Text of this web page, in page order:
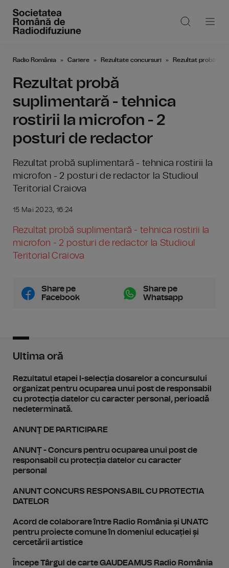
Radio România Cariere Rezultate concursuri Rezultat probă
Rezultat probă
suplimentară - tehnica
rostirii la microfon - 2
posturi de redactor
Rezultat probă suplimentară - tehnica rostirii la
microfon - 2 posturi de redactor la Studioul
Teritorial Craiova
15 Mai 2023, 16:24
Rezultat probă suplimentară - tehnica rostirii la
microfon - 2 posturi de redactor la Studioul
Teritorial Craiova
Share pe
Facebook
Share pe
Whatsapp
Ultima oră
Rezultatul etapei I-selecția dosarelor a concursului
organizat pentru ocuparea unui post de responsabil
cu protecția datelor cu caracter personal, perioadă
nedeterminată.
ANUNŢ DE PARTICIPARE
ANUNȚ - Concurs pentru ocuparea unui post de
responsabil cu protecția datelor cu caracter
personal
ANUNT CONCURS RESPONSABIL CU PROTECTIA
DATELOR
Acord de colaborare între Radio România și UNATC
pentru proiecte comune în domeniul educației și
cercetării artistice
Începe Târgul de carte GAUDEAMUS Radio România